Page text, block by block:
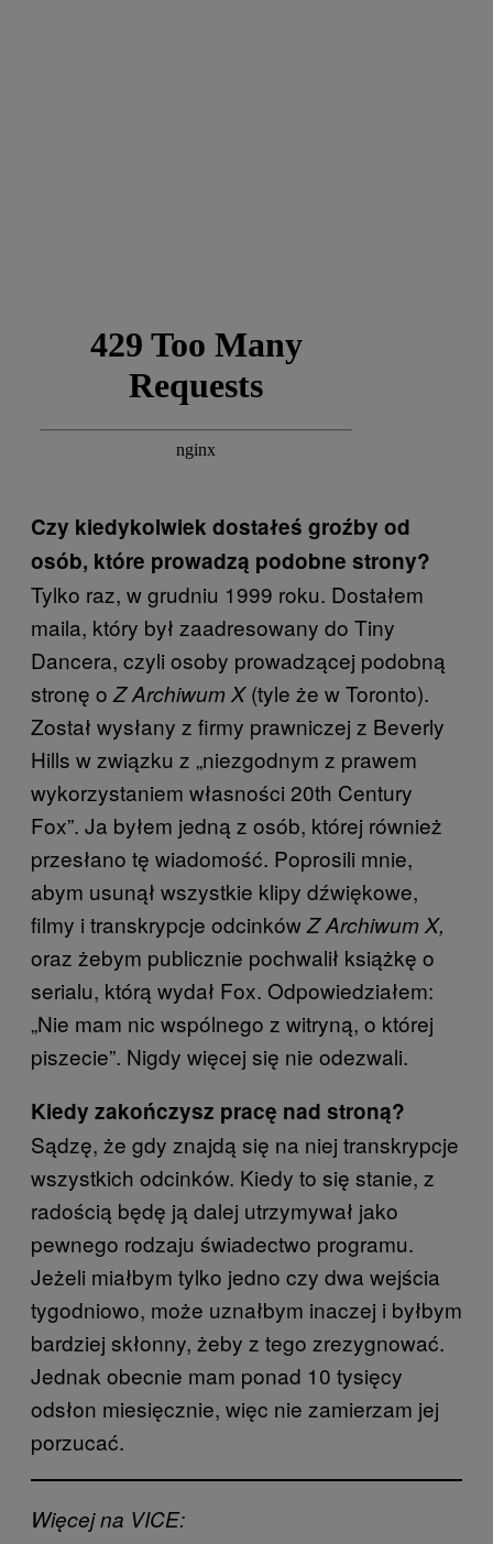
Czy kiedykolwiek dostałeś groźby od
osób, które prowadzą podobne strony?
Tylko raz, w grudniu 1999 roku. Dostałem
maila, który był zaadresowany do Tiny
Dancera, czyli osoby prowadzącej podobną
stronę o Z Archiwum X(tyle że w Toronto).
Został wysłany z firmy prawniczej z Beverly
Hills w związku z „niezgodnym z prawem
wykorzystaniem własności 20th Century
Fox”. Ja byłem jedną z osób, której również
przesłano tę wiadomość. Poprosili mnie,
abym usunął wszystkie klipy dźwiękowe,
filmy i transkrypcje odcinkówZ Archiwum X,
oraz żebym publicznie pochwalił książkę o
serialu, którą wydał Fox. Odpowiedziałem:
„Nie mam nic wspólnego z witryną, o której
piszecie”. Nigdy więcej się nie odezwali.
Kiedy zakończysz pracę nad stroną?
Sądzę, że gdy znajdą się na niej transkrypcje
wszystkich odcinków. Kiedy to się stanie, z
radością będę ją dalej utrzymywał jako
pewnego rodzaju świadectwo programu.
Jeżeli miałbym tylko jedno czy dwa wejścia
tygodniowo, może uznałbym inaczej i byłbym
bardziej skłonny, żeby z tego zrezygnować.
Jednak obecnie mam ponad 10 tysięcy
odsłon miesięcznie, więc nie zamierzam jej
porzucać.
Więcej na VICE: